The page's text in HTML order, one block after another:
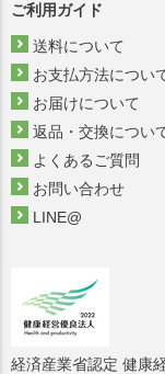
ご利用ガイド
送料について
お支払方法につい
お届けについて
返品・交換につい
よくあるご質問
お問い合わせ
LINE@
経済産業省認定 健康